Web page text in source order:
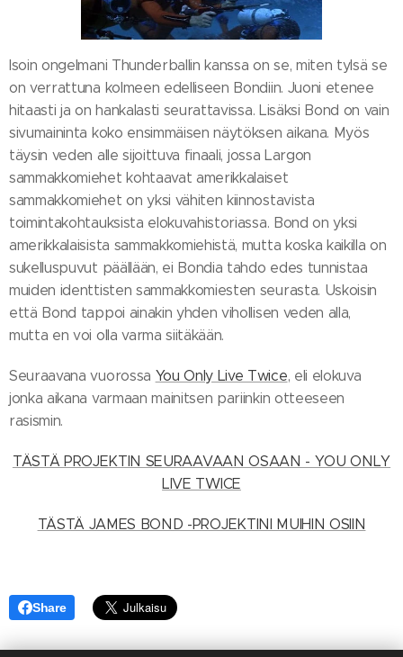
Isoin ongelmani Thunderballin kanssa on se, miten tylsä se
on verrattuna kolmeen edelliseen Bondiin. Juoni etenee
hitaasti ja on hankalasti seurattavissa. Lisäksi Bond on vain
sivumaininta koko ensimmäisen näytöksen aikana. Myös
täysin veden alle sijoittuva finaali, jossa Largon
sammakkomiehet kohtaavat amerikkalaiset
sammakkomiehet on yksi vähiten kiinnostavista
toimintakohtauksista elokuvahistoriassa. Bond on yksi
amerikkalaisista sammakkomiehistä, mutta koska kaikilla on
sukelluspuvut päällään, ei Bondia tahdo edes tunnistaa
muiden identtisten sammakkomiesten seurasta. Uskoisin
että Bond tappoi ainakin yhden vihollisen veden alla,
mutta en voi olla varma siitäkään.
Seuraavana vuorossa You Only Live Twice, eli elokuva
jonka aikana varmaan mainitsen pariinkin otteeseen
rasismin.
TÄSTÄ PROJEKTIN SEURAAVAAN OSAAN - YOU ONLY
LIVE TWICE
TÄSTÄ JAMES BOND -PROJEKTINI MUIHIN OSIIN
Share